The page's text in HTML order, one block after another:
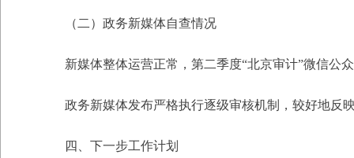
（二）政务新媒体自查情况
新媒体整体运营正常，第二季度“北京审计”微信公
政务新媒体发布严格执行逐级审核机制，较好地反
四、下一步工作计划